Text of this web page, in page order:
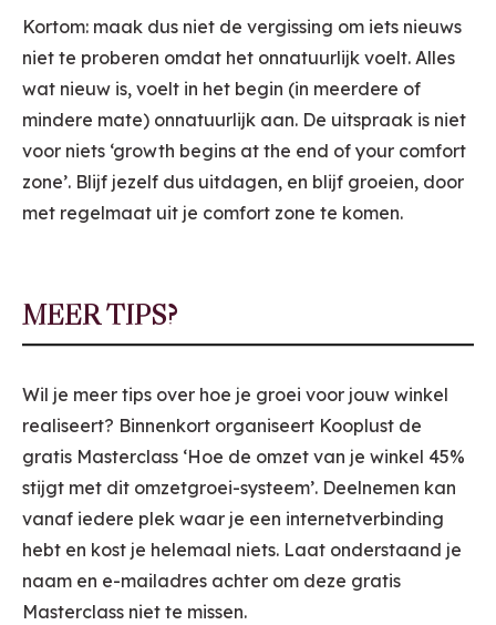
Kortom: maak dus niet de vergissing om iets nieuws
niet te proberen omdat het onnatuurlijk voelt. Alles
wat nieuw is, voelt in het begin (in meerdere of
mindere mate) onnatuurlijk aan. De uitspraak is niet
voor niets ‘growth begins at the end of your comfort
zone’. Blijf jezelf dus uitdagen, en blijf groeien, door
met regelmaat uit je comfort zone te komen.
MEER TIPS?
Wil je meer tips over hoe je groei voor jouw winkel
realiseert? Binnenkort organiseert Kooplust de
gratis Masterclass ‘Hoe de omzet van je winkel 45%
stijgt met dit omzetgroei-systeem’. Deelnemen kan
vanaf iedere plek waar je een internetverbinding
hebt en kost je helemaal niets. Laat onderstaand je
naam en e-mailadres achter om deze gratis
Masterclass niet te missen.